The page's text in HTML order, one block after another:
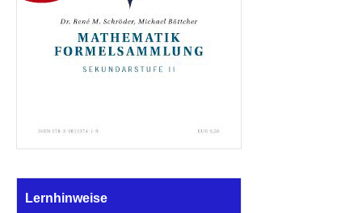
Lernhinweise